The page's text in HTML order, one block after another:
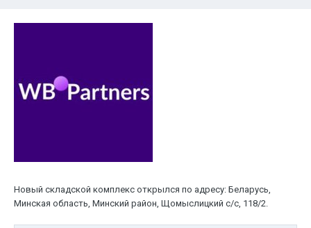
Новый складской комплекс открылся по адресу: Беларусь,
Минская область, Минский район, Щомыслицкий с/с, 118/2.